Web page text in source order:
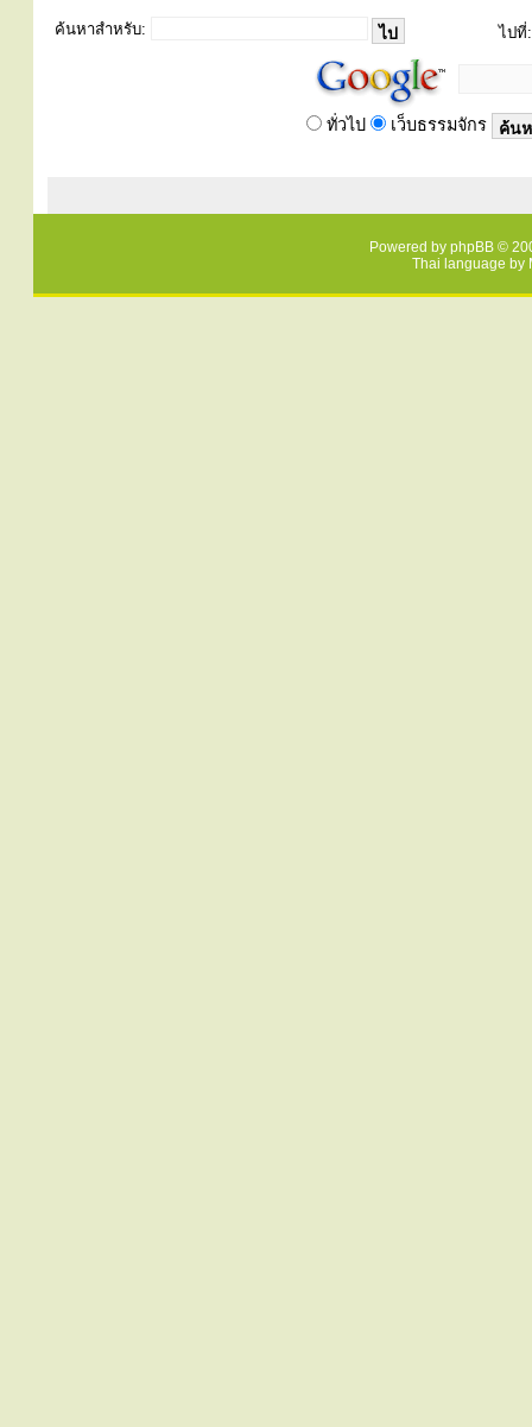
ค้นหาสำหรับ: ไปที่:
ทั่วไป เว็บธรรมจักร
Powered by phpBB ©
Thai language by